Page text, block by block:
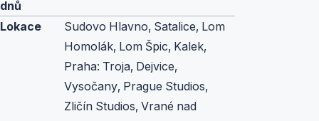
dnů
Lokace
Sudovo Hlavno, Satalice, Lom
Homolák, Lom Špic, Kalek,
Praha: Troja, Dejvice,
Vysočany, Prague Studios,
Zličín Studios, Vrané nad